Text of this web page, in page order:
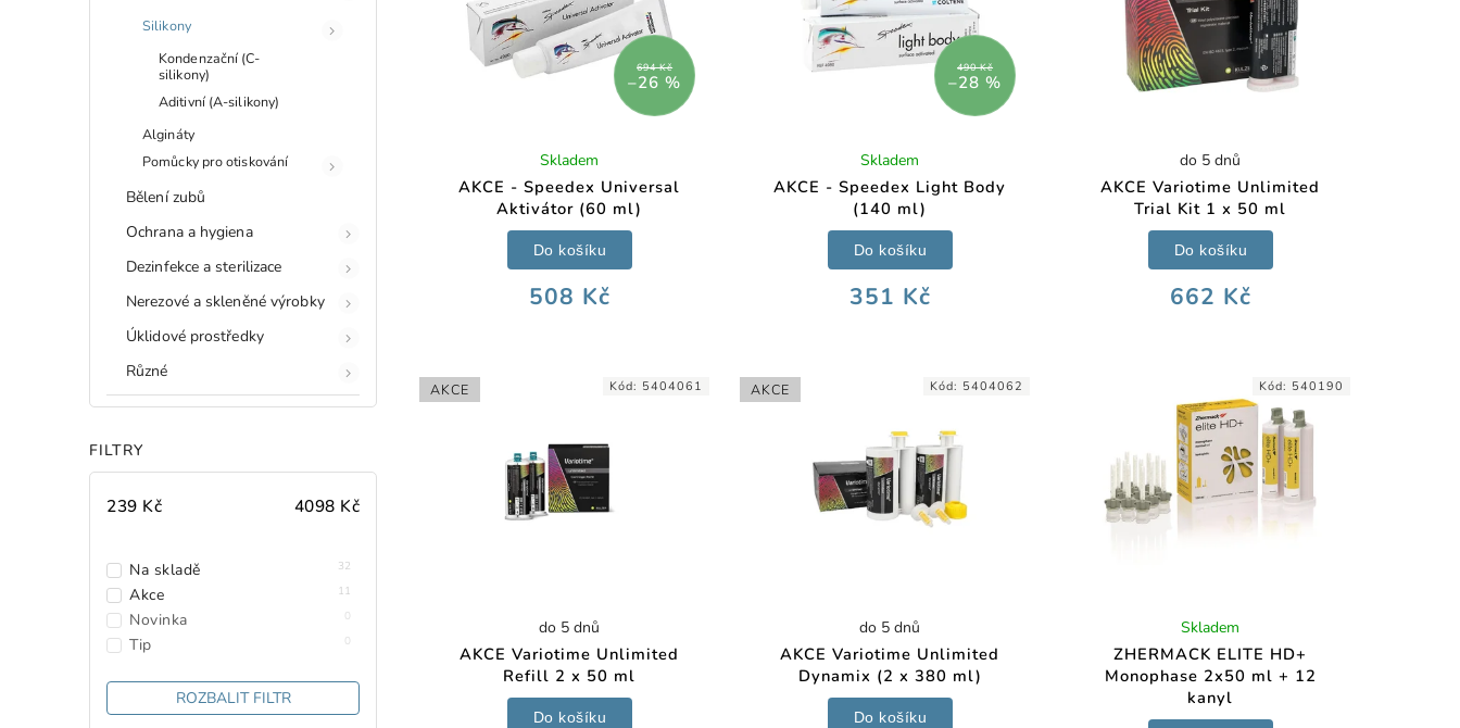
Silikony
Kondenzační (C-
silikony)
Aditivní (A-silikony)
Algináty
Pomůcky pro otiskování
Bělení zubů
Ochrana a hygiena
Dezinfekce a sterilizace
Nerezové a skleněné výrobky
Úklidové prostředky
Různé
FILTRY
239 Kč 4098 Kč
Na skladě 32
Akce 11
Novinka 0
Tip 0
ROZBALIT FILTR
694 Kč
–26 %
AKCE - Speedex Universal
Aktivátor (60 ml)
Skladem
508 Kč
Do košíku
490 Kč
–28 %
AKCE - Speedex Light Body
(140 ml)
Skladem
351 Kč
Do košíku
AKCE Variotime Unlimited
Trial Kit 1 x 50 ml
do 5 dnů
662 Kč
Do košíku
AKCE
AKCE Variotime Unlimited
Refill 2 x 50 ml
do 5 dnů
Do košíku
Kód: 5404061 AKCE
AKCE Variotime Unlimited
Dynamix (2 x 380 ml)
do 5 dnů
Do košíku
Kód: 5404062
ZHERMACK ELITE HD+
Monophase 2x50 ml + 12
kanyl
Skladem
Kód: 540190